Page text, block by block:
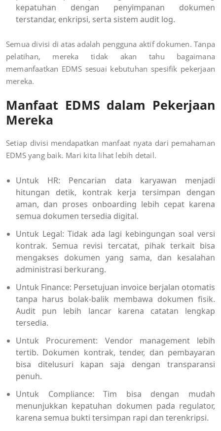
kepatuhan dengan penyimpanan dokumen
terstandar, enkripsi, serta sistem audit log.
Semua divisi di atas adalah pengguna aktif dokumen. Tanpa
pelatihan, mereka tidak akan tahu bagaimana
memanfaatkan EDMS sesuai kebutuhan spesifik pekerjaan
mereka.
Manfaat EDMS dalam Pekerjaan
Mereka
Setiap divisi mendapatkan manfaat nyata dari pemahaman
EDMS yang baik. Mari kita lihat lebih detail.
Untuk HR: Pencarian data karyawan menjadi
hitungan detik, kontrak kerja tersimpan dengan
aman, dan proses onboarding lebih cepat karena
semua dokumen tersedia digital.
Untuk Legal: Tidak ada lagi kebingungan soal versi
kontrak. Semua revisi tercatat, pihak terkait bisa
mengakses dokumen yang sama, dan kesalahan
administrasi berkurang.
Untuk Finance: Persetujuan invoice berjalan otomatis
tanpa harus bolak-balik membawa dokumen fisik.
Audit pun lebih lancar karena catatan lengkap
tersedia.
Untuk Procurement: Vendor management lebih
tertib. Dokumen kontrak, tender, dan pembayaran
bisa ditelusuri kapan saja dengan transparansi
penuh.
Untuk Compliance: Tim bisa dengan mudah
menunjukkan kepatuhan dokumen pada regulator,
karena semua bukti tersimpan rapi dan terenkripsi.